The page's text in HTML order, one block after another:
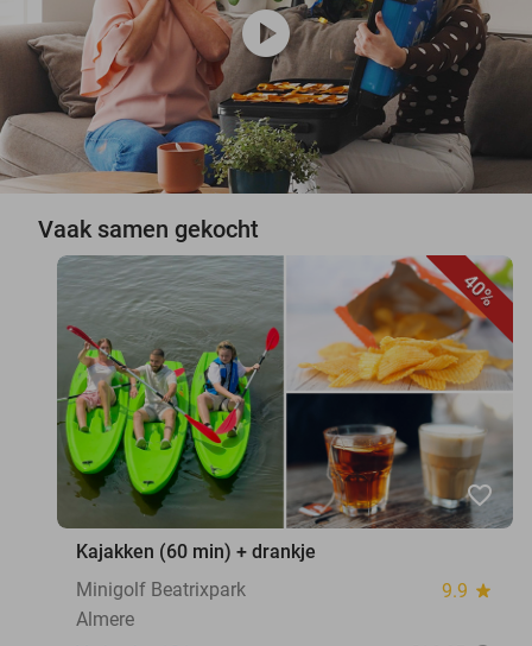
play_circle
Vaak samen gekocht
40%
favorite_border
Kajakken (60 min) + drankje
Minigolf Beatrixpark
9.9 star
Almere